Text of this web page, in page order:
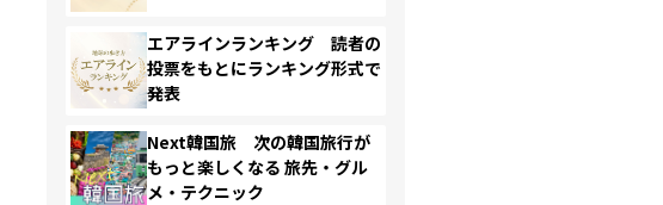
エアラインランキング 読者の
投票をもとにランキング形式で
発表
Next韓国旅 次の韓国旅行が
もっと楽しくなる 旅先・グル
メ・テクニック